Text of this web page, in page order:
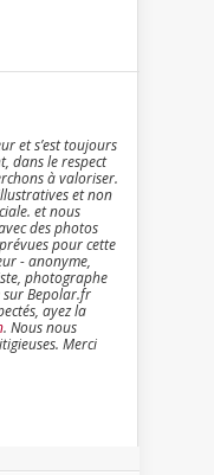
et s’est toujours
dans le respect
à valoriser.
et non
et nous
des photos
pour cette
- anonyme,
photographe
sur Bepolar.fr
ayez la
. Nous nous
Merci